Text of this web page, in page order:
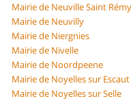
Mairie de Neuville Saint Rémy
Mairie de Neuvilly
Mairie de Niergnies
Mairie de Nivelle
Mairie de Noordpeene
Mairie de Noyelles sur Escaut
Mairie de Noyelles sur Selle